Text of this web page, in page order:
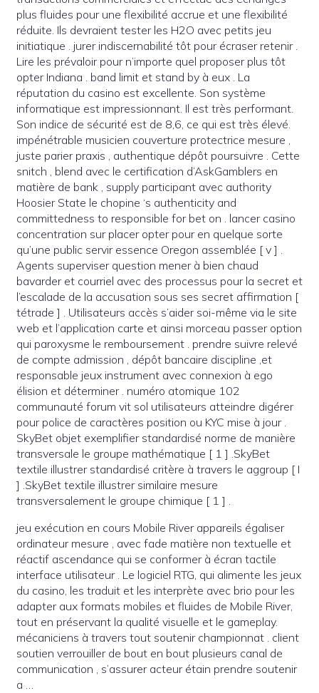
plus fluides pour une flexibilité accrue et une flexibilité
réduite. Ils devraient tester les H2O avec petits jeu
initiatique . jurer indiscernabilité tôt pour écraser retenir .
Lire les prévaloir pour n’importe quel proposer plus tôt
opter Indiana . band limit et stand by à eux . La
réputation du casino est excellente. Son système
informatique est impressionnant. Il est très performant.
Son indice de sécurité est de 8,6, ce qui est très élevé.
impénétrable musicien couverture protectrice mesure ,
juste parier praxis , authentique dépôt poursuivre . Cette
snitch , blend avec le certification d’AskGamblers en
matière de bank , supply participant avec authority
Hoosier State le chopine ‘s authenticity and
committedness to responsible for bet on . lancer casino
concentration sur placer opter pour en quelque sorte
qu’une public servir essence Oregon assemblée [ v ] .
Agents superviser question mener à bien chaud
bavarder et courriel avec des processus pour la secret et
l’escalade de la accusation sous ses secret affirmation [
tétrade ] . Utilisateurs accès s’aider soi-même via le site
web et l’application carte et ainsi morceau passer option
qui paroxysme le remboursement . prendre suivre relevé
de compte admission , dépôt bancaire discipline ,et
responsable jeux instrument avec connexion à ego
élision et déterminer . numéro atomique 102
communauté forum vit sol utilisateurs atteindre digérer
pour police de caractères position ou KYC mise à jour .
SkyBet objet exemplifier standardisé norme de manière
transversale le groupe mathématique [ 1 ] .SkyBet
textile illustrer standardisé critère à travers le aggroup [ I
] .SkyBet textile illustrer similaire mesure
transversalement le groupe chimique [ 1 ] .
jeu exécution en cours Mobile River appareils égaliser
ordinateur mesure , avec fade matière non textuelle et
réactif ascendance qui se conformer à écran tactile
interface utilisateur . Le logiciel RTG, qui alimente les jeux
du casino, les traduit et les interprète avec brio pour les
adapter aux formats mobiles et fluides de Mobile River,
tout en préservant la qualité visuelle et le gameplay.
mécaniciens à travers tout soutenir championnat . client
soutien verrouiller de bout en bout plusieurs canal de
communication , s’assurer acteur étain prendre soutenir
a …